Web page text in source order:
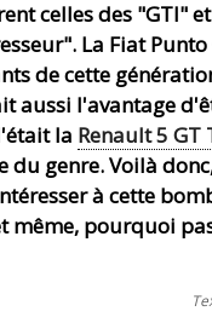
celles des "GTI"
La Fiat
de cette
aussi l'avantage
la Renault 5 GT
du genre. Voilà
à cette
même, pourquoi